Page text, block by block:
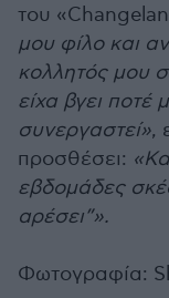
του
μου φίλο και
κολλητός μου
είχα βγει ποτέ
συνεργαστεί»,
προσθέσει:
εβδομάδες
αρέσει”».
Φωτογραφία: